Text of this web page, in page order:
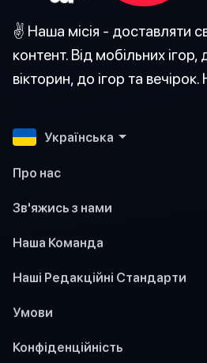
✌️ Наша місія - доставляти
контент. Від мобільних ігор,
вікторин, до ігор та
Українська
Про нас
Зв'яжись з нами
Наша Команда
Наші Редакційні Стандарти
Умови
Конфіденційність